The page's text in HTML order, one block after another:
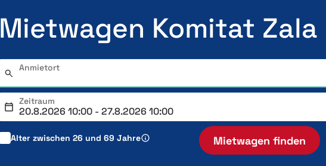
Mietwagen Komitat Zala
Anmietort
Zeitraum
Alter zwischen 26 und 69 Jahre Mietwagen finden